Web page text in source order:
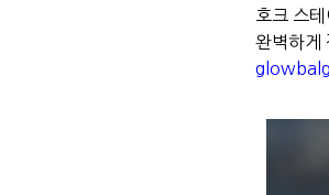
호크 스
완벽하게